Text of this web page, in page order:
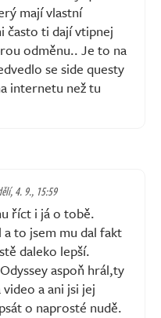
mají vlastní
často ti dají vtipnej
odměnu.. Je to na
se side questy
internetu než tu
4. 9., 15:59
říct i já o tobě.
to jsem mu dal fakt
daleko lepší.
aspoň hrál,ty
a ani jsi jej
o naprosté nudě.